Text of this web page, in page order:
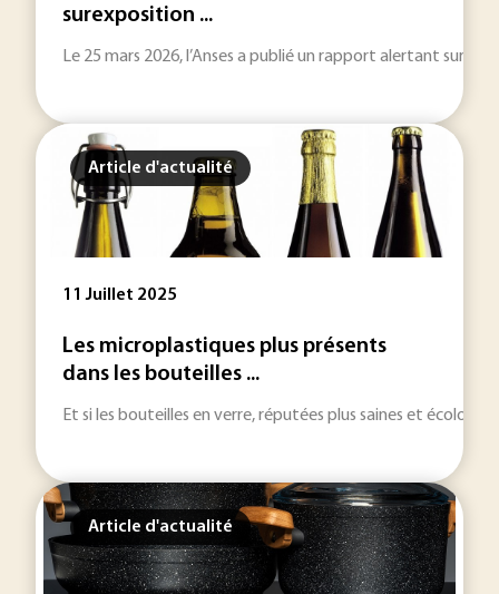
surexposition ...
Le 25 mars 2026, l’Anses a publié un rapport alertant sur
Article d'actualité
11 Juillet 2025
Les microplastiques plus présents
dans les bouteilles ...
Et si les bouteilles en verre, réputées plus saines et
Article d'actualité